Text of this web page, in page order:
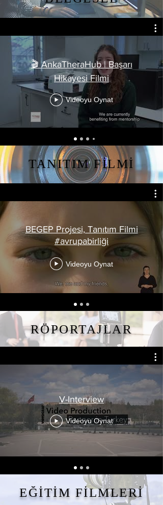
🎬 AnkaTheraHub | Başarı
Hikayesi Filmi
Videoyu Oynat
TANITIM FİLMİ
BEGEP Projesi, Tanıtım Filmi
#avrupabirliği
Videoyu Oynat
RÖPORTAJLAR
V-Interview
Videoyu Oynat
EĞİTİM FİLMLERİ